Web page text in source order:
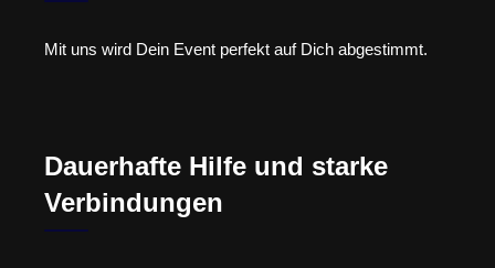
Mit uns wird Dein Event perfekt auf Dich abgestimmt.
Dauerhafte Hilfe und starke
Verbindungen